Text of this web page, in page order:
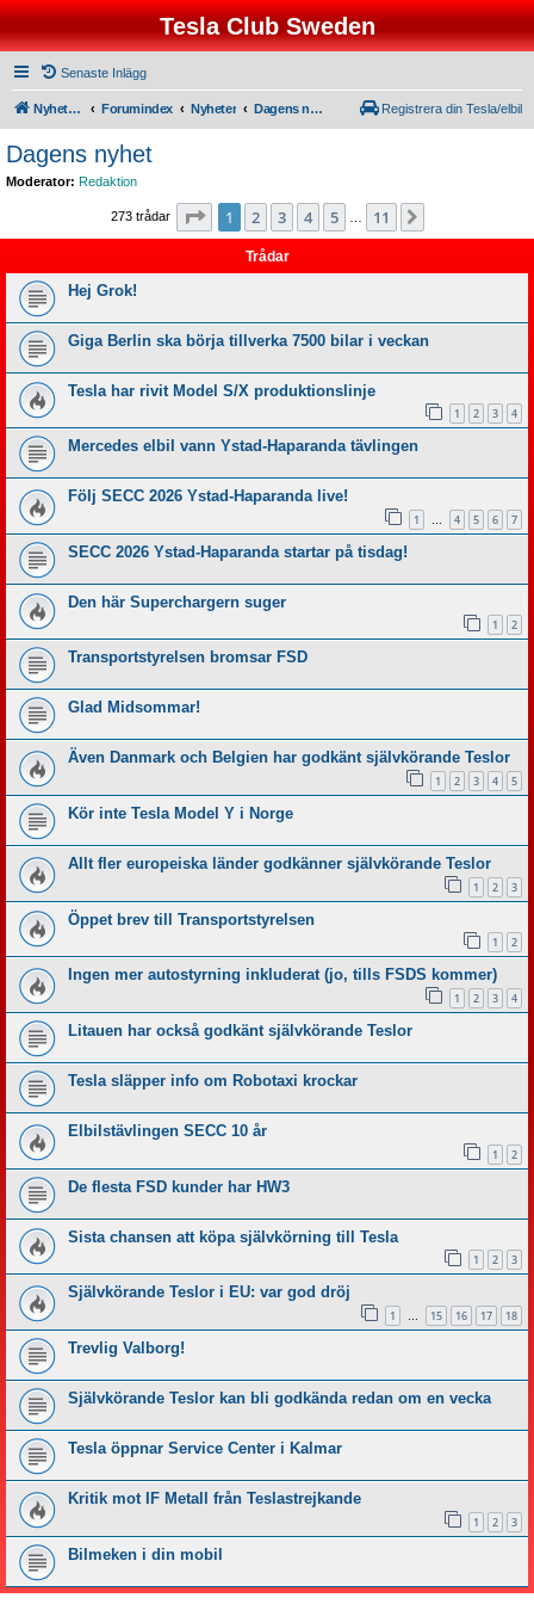
Tesla Club Sweden
Senaste Inlägg
Nyhetssidorna Forumindex Nyheter Dagens nyhet Registrera din Tesla/elbil
Dagens nyhet
Moderator: Redaktion
273 trådar Sida av 11
1 2 3 4 5 11
Trådar
Hej Grok!
Giga Berlin ska börja tillverka 7500 bilar i veckan
Tesla har rivit Model S/X produktionslinje
1 2 3 4
Mercedes elbil vann Ystad-Haparanda tävlingen
Följ SECC 2026 Ystad-Haparanda live!
1 … 4 5 6 7
SECC 2026 Ystad-Haparanda startar på tisdag!
Den här Superchargern suger
1 2
Transportstyrelsen bromsar FSD
Glad Midsommar!
Även Danmark och Belgien har godkänt självkörande Teslor
1 2 3 4 5
Kör inte Tesla Model Y i Norge
Allt fler europeiska länder godkänner självkörande Teslor
1 2 3
Öppet brev till Transportstyrelsen
1 2
Ingen mer autostyrning inkluderat (jo, tills FSDS kommer)
1 2 3 4
Litauen har också godkänt självkörande Teslor
Tesla släpper info om Robotaxi krockar
Elbilstävlingen SECC 10 år
1 2
De flesta FSD kunder har HW3
Sista chansen att köpa självkörning till Tesla
1 2 3
Självkörande Teslor i EU: var god dröj
1 … 15 16 17 18
Trevlig Valborg!
Självkörande Teslor kan bli godkända redan om en vecka
Tesla öppnar Service Center i Kalmar
Kritik mot IF Metall från Teslastrejkande
1 2 3
Bilmeken i din mobil